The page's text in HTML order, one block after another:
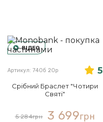
ВІДЕО
Артикул: 740б 20р 5
Срібний Браслет "Чотири
Святі"
5 284грн 3 699грн